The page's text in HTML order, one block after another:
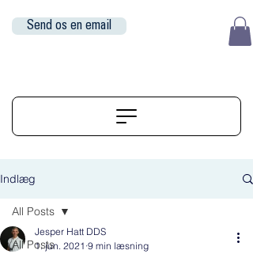
Send os en email
Indlæg
All Posts
All Posts
Jesper Hatt DDS
1. jun. 2021 9 min læsning